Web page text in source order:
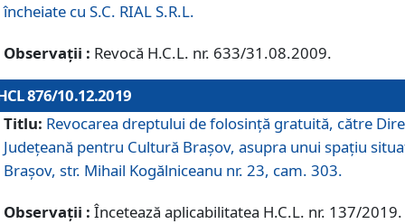
încheiate cu S.C. RIAL S.R.L.
Observații : Revocă H.C.L. nr. 633/31.08.2009.
876/10.12.2019
Titlu: Revocarea dreptului de folosinţă gratuită, către
Judeţeană pentru Cultură Braşov, asupra unui spaţiu
Braşov, str. Mihail Kogălniceanu nr. 23, cam. 303.
Observații : Încetează aplicabilitatea H.C.L. nr. 137/2019.